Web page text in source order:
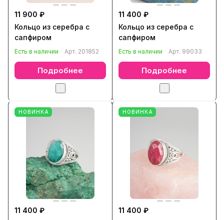
11 900 ₽
Кольцо из серебра с
сапфиром
Есть в наличии Арт. 201852
Подробнее
11 400 ₽
Кольцо из серебра с
сапфиром
Есть в наличии Арт. 99033
Подробнее
НОВИНКА
11 400 ₽
НОВИНКА
11 400 ₽